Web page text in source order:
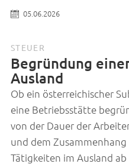
05.06.2026
STEUER
Begründung
Ausland
Ob ein österreichischer
eine Betriebsstätte
von der Dauer der
und dem
Tätigkeiten im Ausland ab